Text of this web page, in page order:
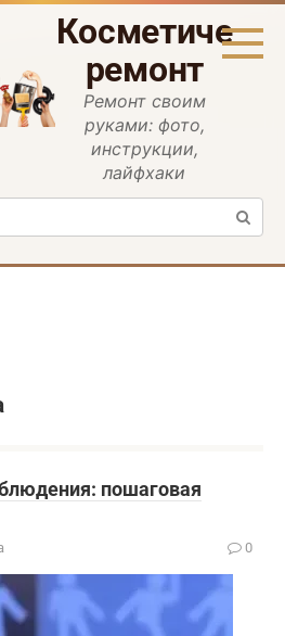
ремонт
Ремонт своим
руками: фото,
инструкции,
лайфхаки
пошаговая
0